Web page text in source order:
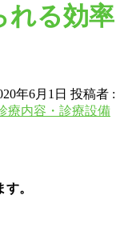
れる効率
年6月1日 投稿者 :
療内容・診療設備
。